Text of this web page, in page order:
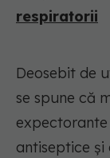
respiratorii
Deosebit de
se spune că
antiseptice și